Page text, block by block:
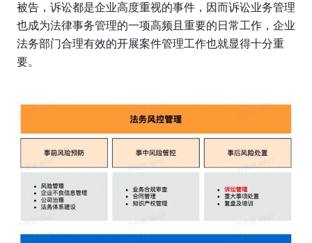
被告，诉讼都是企业高度重视的事件，因而诉讼业务管理
也成为法律事务管理的一项高频且重要的日常工作，企业
法务部门合理有效的开展案件管理工作也就显得十分重
要。